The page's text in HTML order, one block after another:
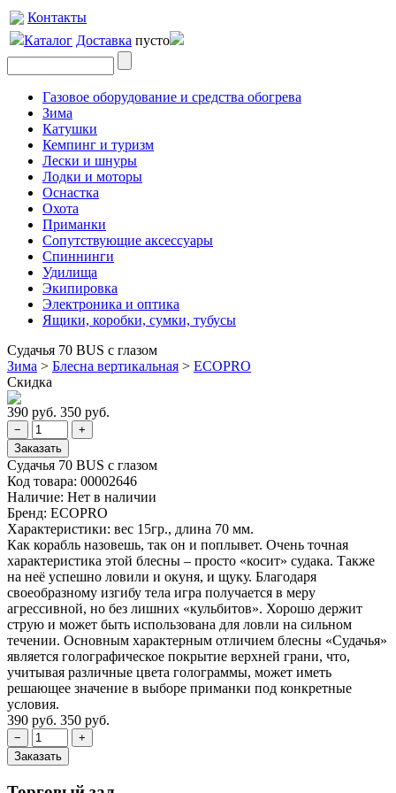
Контакты
Каталог Доставка пусто
Газовое оборудование и средства обогрева
Зима
Катушки
Кемпинг и туризм
Лески и шнуры
Лодки и моторы
Оснастка
Охота
Приманки
Сопутствующие аксессуары
Спиннинги
Удилища
Экипировка
Электроника и оптика
Ящики, коробки, сумки, тубусы
Судачья 70 BUS с глазом
Зима > Блесна вертикальная > ECOPRO
Скидка
390 руб. 350 руб.
Судачья 70 BUS с глазом
Код товара: 00002646
Наличие: Нет в наличии
Бренд: ECOPRO
Характеристики: вес 15гр., длина 70 мм.
Как корабль назовешь, так он и поплывет. Очень точная
характеристика этой блесны – просто «косит» судака. Также
на неё успешно ловили и окуня, и щуку. Благодаря
своеобразному изгибу тела игра получается в меру
агрессивной, но без лишних «кульбитов». Хорошо держит
струю и может быть использована для ловли на сильном
течении. Основным характерным отличием блесны «Судачья»
является голографическое покрытие верхней грани, что,
учитывая различные цвета голограммы, может иметь
решающее значение в выборе приманки под конкретные
условия.
390 руб. 350 руб.